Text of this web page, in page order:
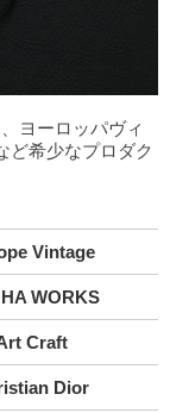
ヨーロッパヴィ
ど希少なプロダク
Vintage
WORKS
Craft
Dior